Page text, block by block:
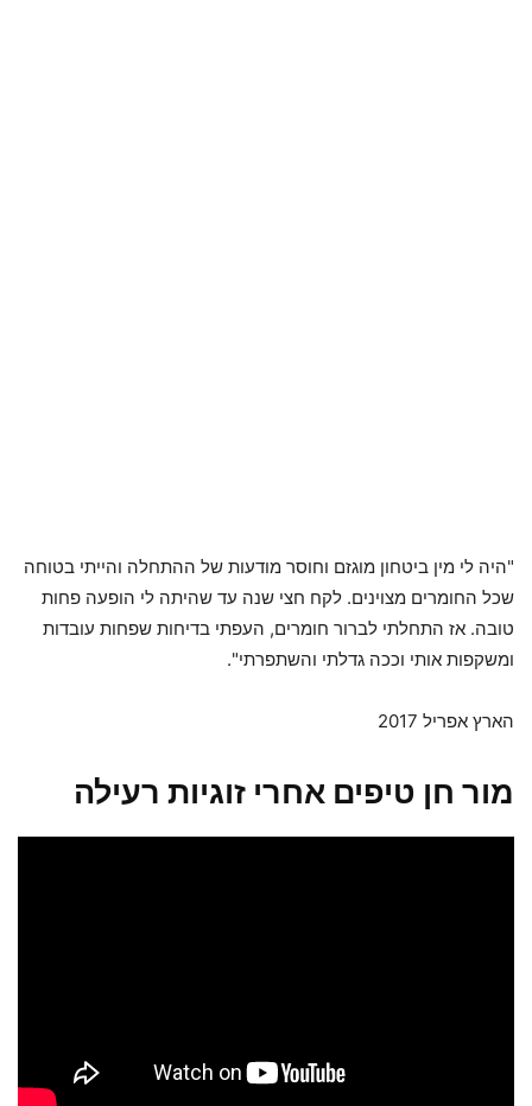
"היה לי מין ביטחון מוגזם וחוסר מודעות של ההתחלה והייתי בטוחה
שכל החומרים מצוינים. לקח חצי שנה עד שהיתה לי הופעה פחות
טובה. אז התחלתי לברור חומרים, העפתי בדיחות שפחות עובדות
ומשקפות אותי וככה גדלתי והשתפרתי".
הארץ אפריל 2017
מור חן טיפים אחרי זוגיות רעילה